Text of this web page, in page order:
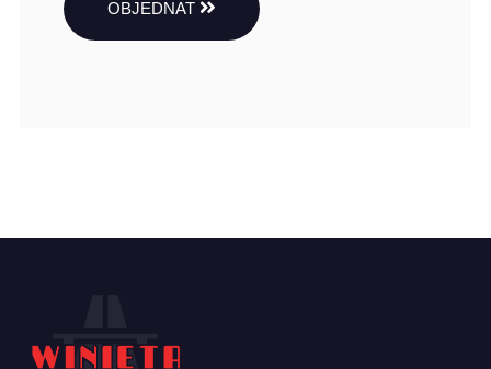
OBJEDNAT